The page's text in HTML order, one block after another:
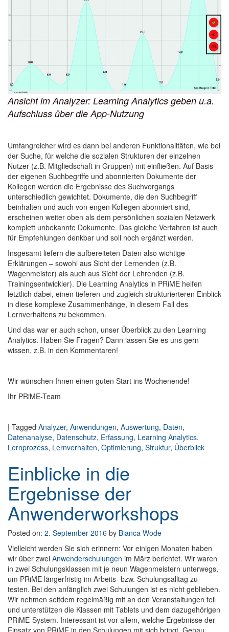
Ansicht im Analyzer: Learning Analytics geben u.a.
Aufschluss über die App-Nutzung
Umfangreicher wird es dann bei anderen Funktionalitäten, wie bei
der Suche, für welche die sozialen Strukturen der einzelnen
Nutzer (z.B. Mitgliedschaft in Gruppen) mit einfließen. Auf Basis
der eigenen Suchbegriffe und abonnierten Dokumente der
Kollegen werden die Ergebnisse des Suchvorgangs
unterschiedlich gewichtet. Dokumente, die den Suchbegriff
beinhalten und auch von engen Kollegen abonniert sind,
erscheinen weiter oben als dem persönlichen sozialen Netzwerk
komplett unbekannte Dokumente. Das gleiche Verfahren ist auch
für Empfehlungen denkbar und soll noch ergänzt werden.
Insgesamt liefern die aufbereiteten Daten also wichtige
Erklärungen – sowohl aus Sicht der Lernenden (z.B.
Wagenmeister) als auch aus Sicht der Lehrenden (z.B.
Trainingsentwickler). Die Learning Analytics in PRiME helfen
letztlich dabei, einen tieferen und zugleich strukturierteren Einblick
in diese komplexe Zusammenhänge, in diesem Fall des
Lernverhaltens zu bekommen.
Und das war er auch schon, unser Überblick zu den Learning
Analytics. Haben Sie Fragen? Dann lassen Sie es uns gern
wissen, z.B. in den Kommentaren!
Wir wünschen Ihnen einen guten Start ins Wochenende!
Ihr PRiME-Team
| Tagged Analyzer, Anwendungen, Auswertung, Daten,
Datenanalyse, Datenschutz, Erfassung, Learning Analytics,
Lernprozess, Lernverhalten, Optimierung, Struktur, Überblick
Einblicke in die
Ergebnisse der
Anwenderworkshops
Posted on: 2. September 2016 by Bianca Wode
Vielleicht werden Sie sich erinnern: Vor einigen Monaten haben
wir über zwei Anwenderschulungen im März berichtet. Wir waren
in zwei Schulungsklassen mit je neun Wagenmeistern unterwegs,
um PRiME längerfristig im Arbeits- bzw. Schulungsalltag zu
testen. Bei den anfänglich zwei Schulungen ist es nicht geblieben.
Wir nehmen seitdem regelmäßig mit an den Veranstaltungen teil
und unterstützen die Klassen mit Tablets und dem dazugehörigen
PRiME-System. Interessant ist vor allem, welche Ergebnisse der
Einsatz von PRiME in den Schulungen mit sich bringt. Genau